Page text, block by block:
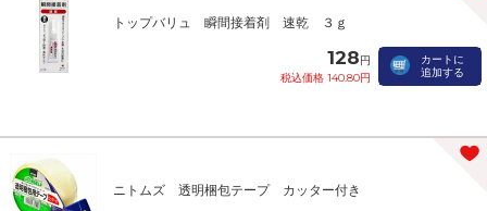
トップバリュ 瞬間接着剤 速乾 ３ｇ
128円
税込価格 140.80円
カートに
追加する
ニトムズ 透明梱包テープ カッター付き